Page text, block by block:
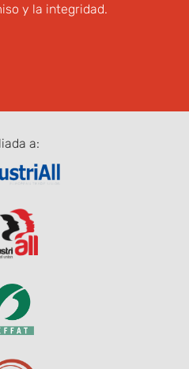
y la integridad.
a: